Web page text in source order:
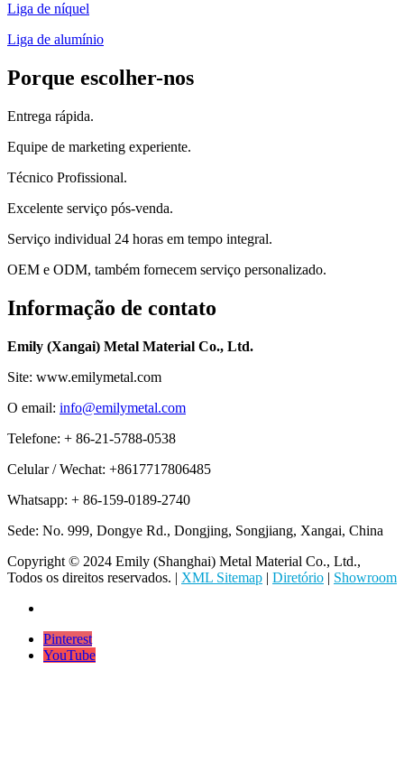
Liga de níquel
Liga de alumínio
Porque escolher-nos
Entrega rápida.
Equipe de marketing experiente.
Técnico Profissional.
Excelente serviço pós-venda.
Serviço individual 24 horas em tempo integral.
OEM e ODM, também fornecem serviço personalizado.
Informação de contato
Emily (Xangai) Metal Material Co., Ltd.
Site: www.emilymetal.com
O email: info@emilymetal.com
Telefone: + 86-21-5788-0538
Celular / Wechat: +8617717806485
Whatsapp: + 86-159-0189-2740
Sede: No. 999, Dongye Rd., Dongjing, Songjiang, Xangai, China
Copyright © 2024 Emily (Shanghai) Metal Material Co., Ltd.,
Todos os direitos reservados. | XML Sitemap | Diretório | Showroom
Pinterest
YouTube